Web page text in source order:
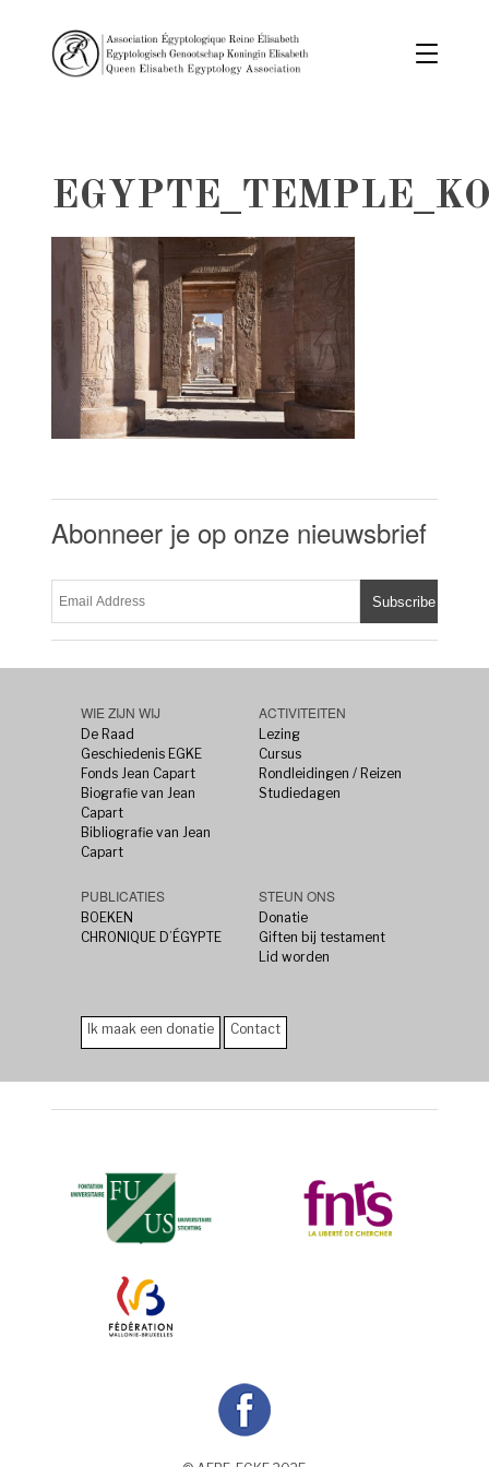
Abonneer je op onze nieuwsbrief
WIE ZIJN WIJ
De Raad
Geschiedenis EGKE
Fonds Jean Capart
Biografie van Jean
Capart
Bibliografie van Jean
Capart
ACTIVITEITEN
Lezing
Cursus
Rondleidingen / Reizen
Studiedagen
PUBLICATIES
BOEKEN
CHRONIQUE D’ÉGYPTE
STEUN ONS
Donatie
Giften bij testament
Lid worden
Ik maak een donatie Contact